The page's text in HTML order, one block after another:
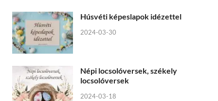
Húsvéti képeslapok idézettel
2024-03-30
Népi locsolóversek, székely
locsolóversek
2024-03-18